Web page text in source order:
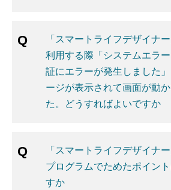
「スマートライフデザイナ
利用する際「システムエラ
証にエラーが発生しました
ージが表示されて画面が動
た。どうすればよいですか
「スマートライフデザイナ
プログラムでためたポイン
すか